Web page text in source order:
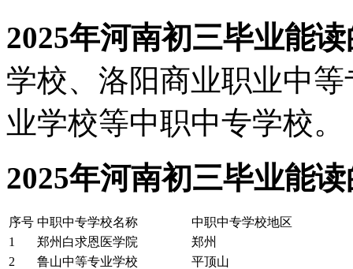
2025年河南初三毕业能
学校、洛阳商业职业中
业学校等中职中专学校。
2025年河南初三毕业能
序号 中职中专学校名称
中职中专学校地区
1
郑州白求恩医学院
郑州
2
鲁山中等专业学校
平顶山